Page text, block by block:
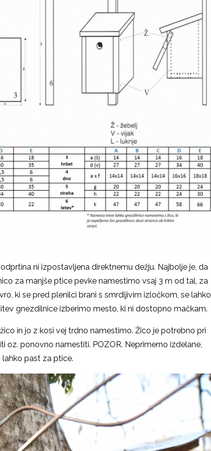
ni izpostavljena direktnemu dežju. Najbolje je, da
za manjše ptice pevke namestimo vsaj 3 m od tal, za
ki se pred plenilci brani s smrdljivim izločkom, se lahko
gnezdilnice izberimo mesto, ki ni dostopno mačkam.
in jo z kosi vej trdno namestimo. Žico je potrebno pri
oz. ponovno namestiti. POZOR. Neprimerno izdelane,
past za ptice.